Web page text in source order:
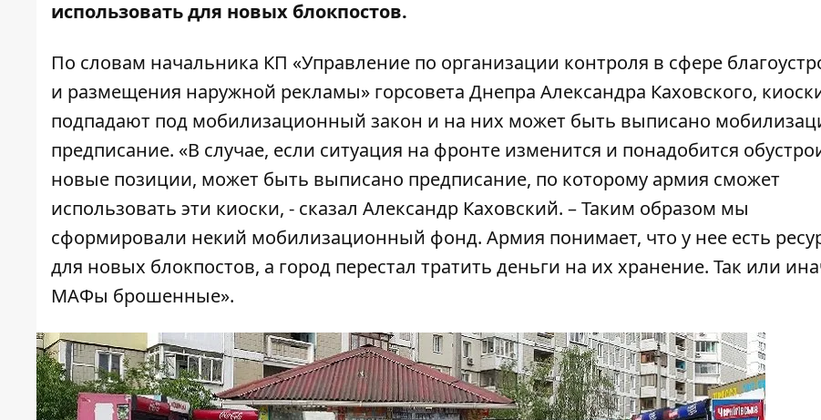
использовать для новых блокпостов.
По словам начальника КП «Управление по организации контроля в сфере
и размещения наружной рекламы» горсовета Днепра Александра Каховского,
подпадают под мобилизационный закон и на них может быть выписано
предписание. «В случае, если ситуация на фронте изменится и понадобится
новые позиции, может быть выписано предписание, по которому армия сможет
использовать эти киоски, - сказал Александр Каховский. – Таким образом мы
сформировали некий мобилизационный фонд. Армия понимает, что у нее есть
для новых блокпостов, а город перестал тратить деньги на их хранение. Так или
МАФы брошенные».